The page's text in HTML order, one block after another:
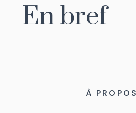
En bref
À PROPOS